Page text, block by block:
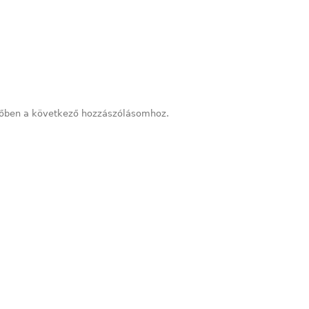
a következő hozzászólásomhoz.